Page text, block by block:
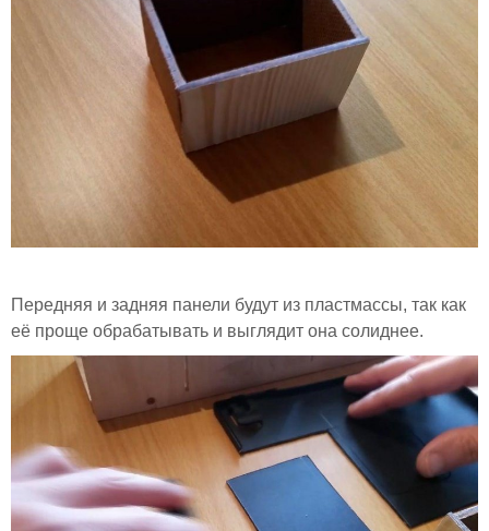
Передняя и задняя панели будут из пластмассы, так как
её проще обрабатывать и выглядит она солиднее.